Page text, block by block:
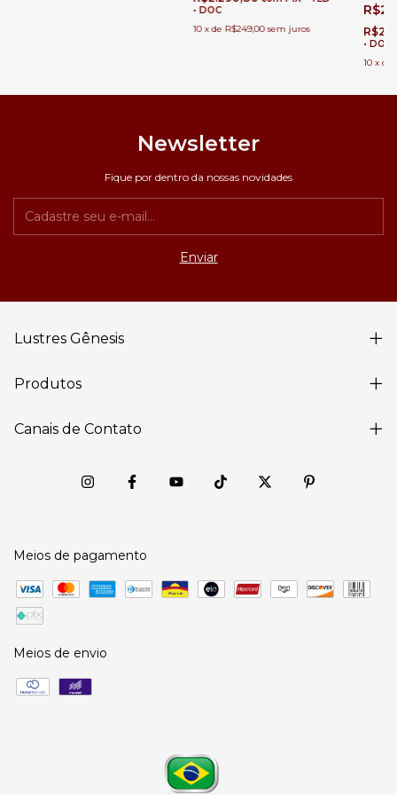
• DOC
10 xde R$249,00 sem juros
• DOC
10 x de
Newsletter
Fique por dentro da nossas novidades
Lustres Gênesis
Produtos
Canais de Contato
Meios de pagamento
Meios de envio